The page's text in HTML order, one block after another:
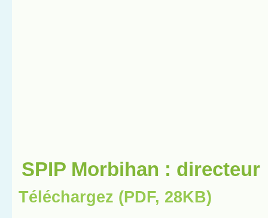
SPIP Morbihan : directeur
Téléchargez (PDF, 28KB)